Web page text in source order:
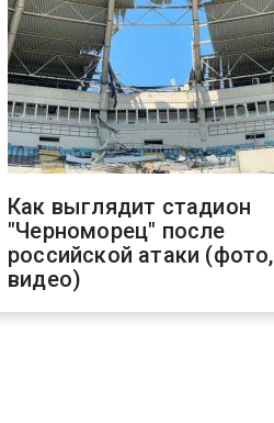
Как выглядит стадион
"Черноморец" после
российской атаки (фото,
видео)